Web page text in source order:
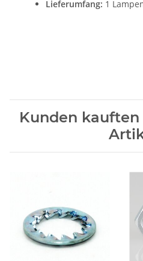
Lieferumfang: 1
Kunden